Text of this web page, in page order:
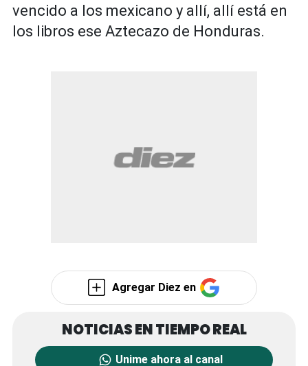
vencido a los mexicano y allí, allí está en
los libros ese Aztecazo de Honduras.
Agregar Diez en
Unime ahora al canal